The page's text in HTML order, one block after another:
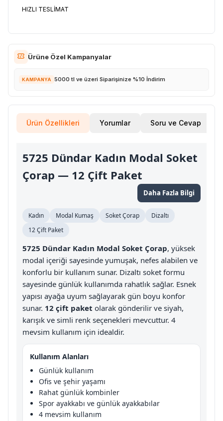
HIZLI TESLİMAT
Ürüne Özel Kampanyalar
KAMPANYA 5000 tl ve üzeri Siparişinize %10 İndirim
Ürün Özellikleri Yorumlar Soru ve Cevap
5725 Dündar Kadın Modal Soket
Çorap — 12 Çift Paket
Daha Fazla Bilgi
Kadın Modal Kumaş Soket Çorap
Dizaltı
12 Çift Paket
5725 Dündar Kadın Modal Soket Çorap, yüksek
modal içeriği sayesinde yumuşak, nefes alabilen ve
konforlu bir kullanım sunar. Dizaltı soket formu
sayesinde günlük kullanımda rahatlık sağlar. Esnek
yapısı ayağa uyum sağlayarak gün boyu konfor
sunar. 12 çift paket olarak gönderilir ve siyah,
karışık ve simli renk seçenekleri mevcuttur. 4
mevsim kullanım için idealdir.
Kullanım Alanları
Günlük kullanım
Ofis ve şehir yaşamı
Rahat günlük kombinler
Spor ayakkabı ve günlük ayakkabılar
4 mevsim kullanım